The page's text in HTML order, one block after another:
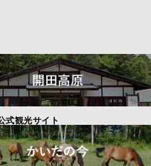
式観光サイト